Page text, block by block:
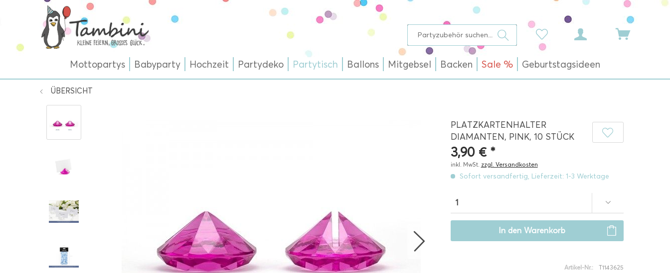
Mottopartys Babyparty Hochzeit Partydeko Partytisch Ballons Mitgebsel Backen Sale % Geburtstagsideen
ÜBERSICHT
PLATZKARTENHALTER
DIAMANTEN, PINK, 10 STÜCK
3,90 € *
inkl. MwSt. zzgl. Versandkosten
Sofort versandfertig, Lieferzeit: 1-3 Werktage
In den Warenkorb
Artikel-Nr.:
T1143625